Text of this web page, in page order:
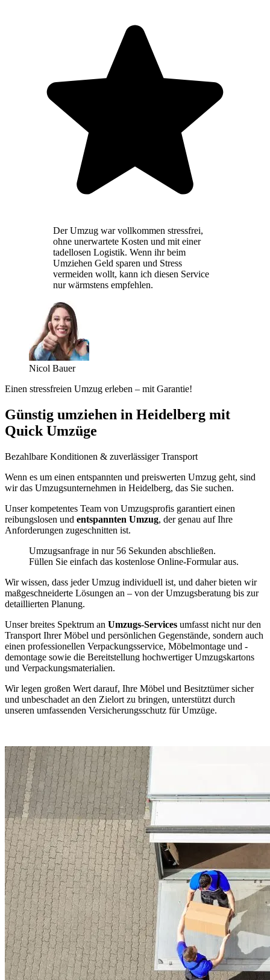
Der Umzug war vollkommen stressfrei,
ohne unerwartete Kosten und mit einer
tadellosen Logistik. Wenn ihr beim
Umziehen Geld sparen und Stress
vermeiden wollt, kann ich diesen Service
nur wärmstens empfehlen.
Nicol Bauer
Einen stressfreien Umzug erleben – mit Garantie!
Günstig umziehen in Heidelberg mit
Quick Umzüge
Bezahlbare Konditionen & zuverlässiger Transport
Wenn es um einen entspannten und preiswerten Umzug geht, sind
wir das Umzugsunternehmen in Heidelberg, das Sie suchen.
Unser kompetentes Team von Umzugsprofis garantiert einen
reibungslosen und entspannten Umzug, der genau auf Ihre
Anforderungen zugeschnitten ist.
Umzugsanfrage in nur 56 Sekunden abschließen.
Füllen Sie einfach das kostenlose Online-Formular aus.
Wir wissen, dass jeder Umzug individuell ist, und daher bieten wir
maßgeschneiderte Lösungen an – von der Umzugsberatung bis zur
detaillierten Planung.
Unser breites Spektrum an Umzugs-Services umfasst nicht nur den
Transport Ihrer Möbel und persönlichen Gegenstände, sondern auch
einen professionellen Verpackungsservice, Möbelmontage und -
demontage sowie die Bereitstellung hochwertiger Umzugskartons
und Verpackungsmaterialien.
Wir legen großen Wert darauf, Ihre Möbel und Besitztümer sicher
und unbeschadet an den Zielort zu bringen, unterstützt durch
unseren umfassenden Versicherungsschutz für Umzüge.